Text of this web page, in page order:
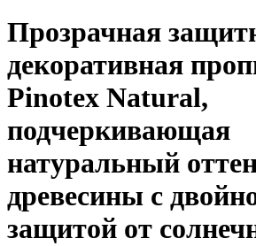
Прозрачная
декоративная
Pinotex Natural,
подчеркивающая
натуральный
древесины с
защитой от